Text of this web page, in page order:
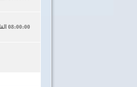
08:00:00 القاهرة